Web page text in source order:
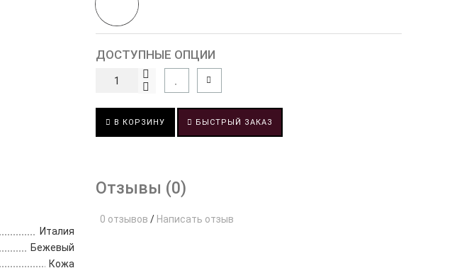
ДОСТУПНЫЕ ОПЦИИ
В КОРЗИНУ БЫСТРЫЙ ЗАКАЗ
Италия
Бежевый
Кожа
Отзывы (0)
0 отзывов / Написать отзыв